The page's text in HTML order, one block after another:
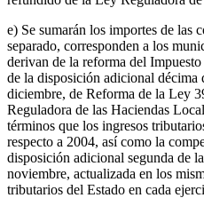
e) Se sumarán los importes de las
separado, corresponden a los
derivan de la reforma del
de la disposición adicional
diciembre, de Reforma de la Ley
Reguladora de las Haciendas
términos que los ingresos
respecto a 2004, así como la
disposición adicional segunda de
noviembre, actualizada en los
tributarios del Estado en cada